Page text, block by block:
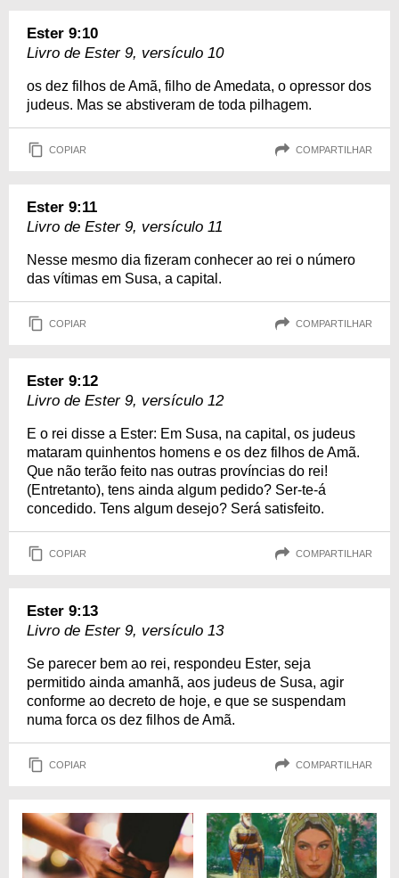
Ester 9:10
Livro de Ester 9, versículo 10
os dez filhos de Amã, filho de Amedata, o opressor dos
judeus. Mas se abstiveram de toda pilhagem.
COPIAR COMPARTILHAR
Ester 9:11
Livro de Ester 9, versículo 11
Nesse mesmo dia fizeram conhecer ao rei o número
das vítimas em Susa, a capital.
COPIAR COMPARTILHAR
Ester 9:12
Livro de Ester 9, versículo 12
E o rei disse a Ester: Em Susa, na capital, os judeus
mataram quinhentos homens e os dez filhos de Amã.
Que não terão feito nas outras províncias do rei!
(Entretanto), tens ainda algum pedido? Ser-te-á
concedido. Tens algum desejo? Será satisfeito.
COPIAR COMPARTILHAR
Ester 9:13
Livro de Ester 9, versículo 13
Se parecer bem ao rei, respondeu Ester, seja
permitido ainda amanhã, aos judeus de Susa, agir
conforme ao decreto de hoje, e que se suspendam
numa forca os dez filhos de Amã.
COPIAR COMPARTILHAR